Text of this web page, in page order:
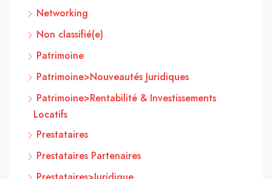
Networking
Non classifié(e)
Patrimoine
Patrimoine>Nouveautés Juridiques
Patrimoine>Rentabilité & Investissements
Locatifs
Prestataires
Prestataires Partenaires